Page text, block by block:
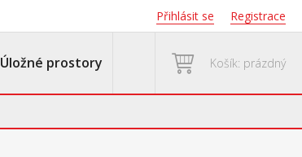
Přihlásit se Registrace
Úložné prostory Košík: prázdný